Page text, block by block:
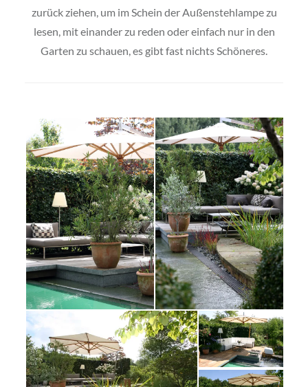
zurück ziehen, um im Schein der Außenstehlampe zu
lesen, mit einander zu reden oder einfach nur in den
Garten zu schauen, es gibt fast nichts Schöneres.